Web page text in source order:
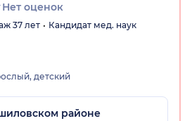
Нет оценок
37 лет Кандидат мед. наук
детский
районе